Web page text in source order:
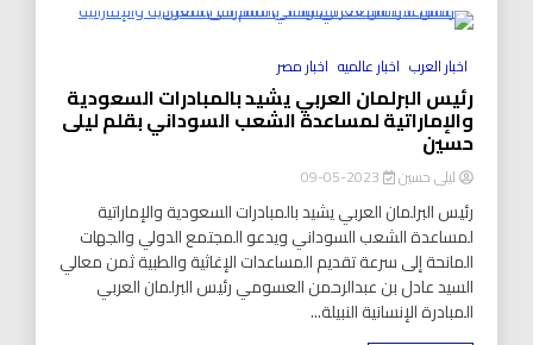
اخبار العرب اخبار عالميه اخبار مصر
رئيس البرلمان العربي يشيد بالمبادرات السعودية
والإماراتية لمساعدة الشعب السوداني بقلم ليلى
حسين
ليلى حسين
رئيس البرلمان العربي يشيد بالمبادرات السعودية والإماراتية
لمساعدة الشعب السوداني ويدعو المجتمع الدولي والجهات
المانحة إلى سرعة تقديم المساعدات الإغاثية والطبية ثمن معالي
السيد عادل بن عبدالرحمن العسومي رئيس البرلمان العربي
المبادرة الإنسانية النبيلة...